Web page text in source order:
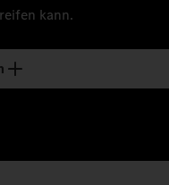
kann.